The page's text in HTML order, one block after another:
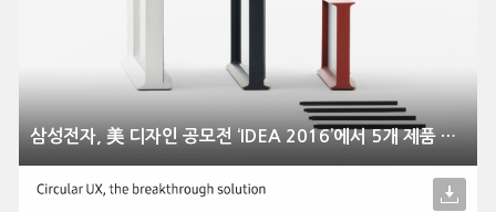
삼성전자, 美 디자인 공모전 ‘IDEA 2016’에서 5개 제품 수상